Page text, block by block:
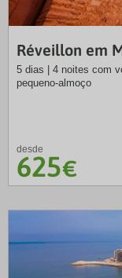
Réveillon em
5 dias | 4 noites com
pequeno-almoço
desde
625€